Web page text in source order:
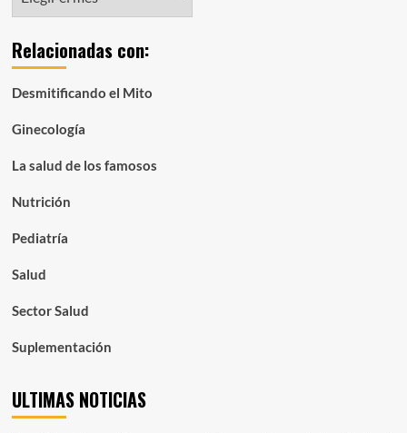
organizadas
mes:
Relacionadas con:
Desmitificando el Mito
Ginecología
La salud de los famosos
Nutrición
Pediatría
Salud
Sector Salud
Suplementación
ULTIMAS NOTICIAS